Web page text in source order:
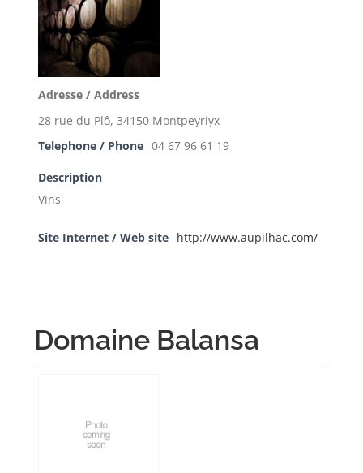
Adresse / Address
28 rue du Plô, 34150 Montpeyriyx
Telephone / Phone 04 67 96 61 19
Description
Vins
Site Internet / Web site http://www.aupilhac.com/
Domaine Balansa